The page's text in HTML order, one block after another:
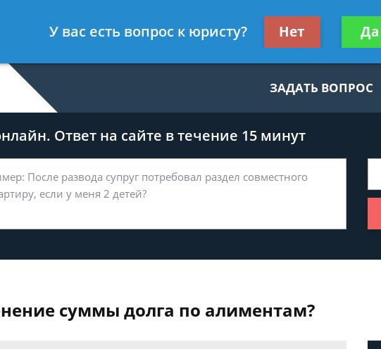
по гражданскому праву
Получите
ЗАДАТЬ ВОПРОС
Ответ на сайте в течение 15 минут
суммы долга по алиментам?
У вас есть вопрос к юристу? Нет Да